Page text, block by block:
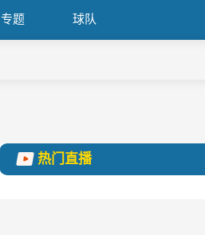
专题 球队
热门直播